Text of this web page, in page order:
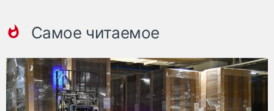
Самое читаемое